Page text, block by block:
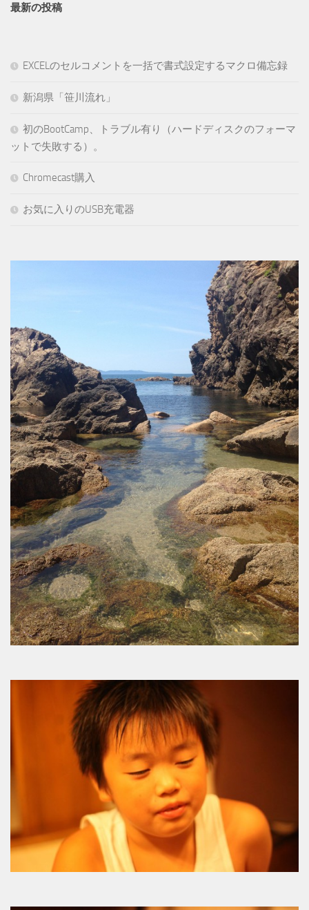
最新の投稿
EXCELのセルコメントを一括で書式設定するマクロ備忘録
新潟県「笹川流れ」
初のBootCamp、トラブル有り（ハードディスクのフォーマ
ットで失敗する）。
Chromecast購入
お気に入りのUSB充電器